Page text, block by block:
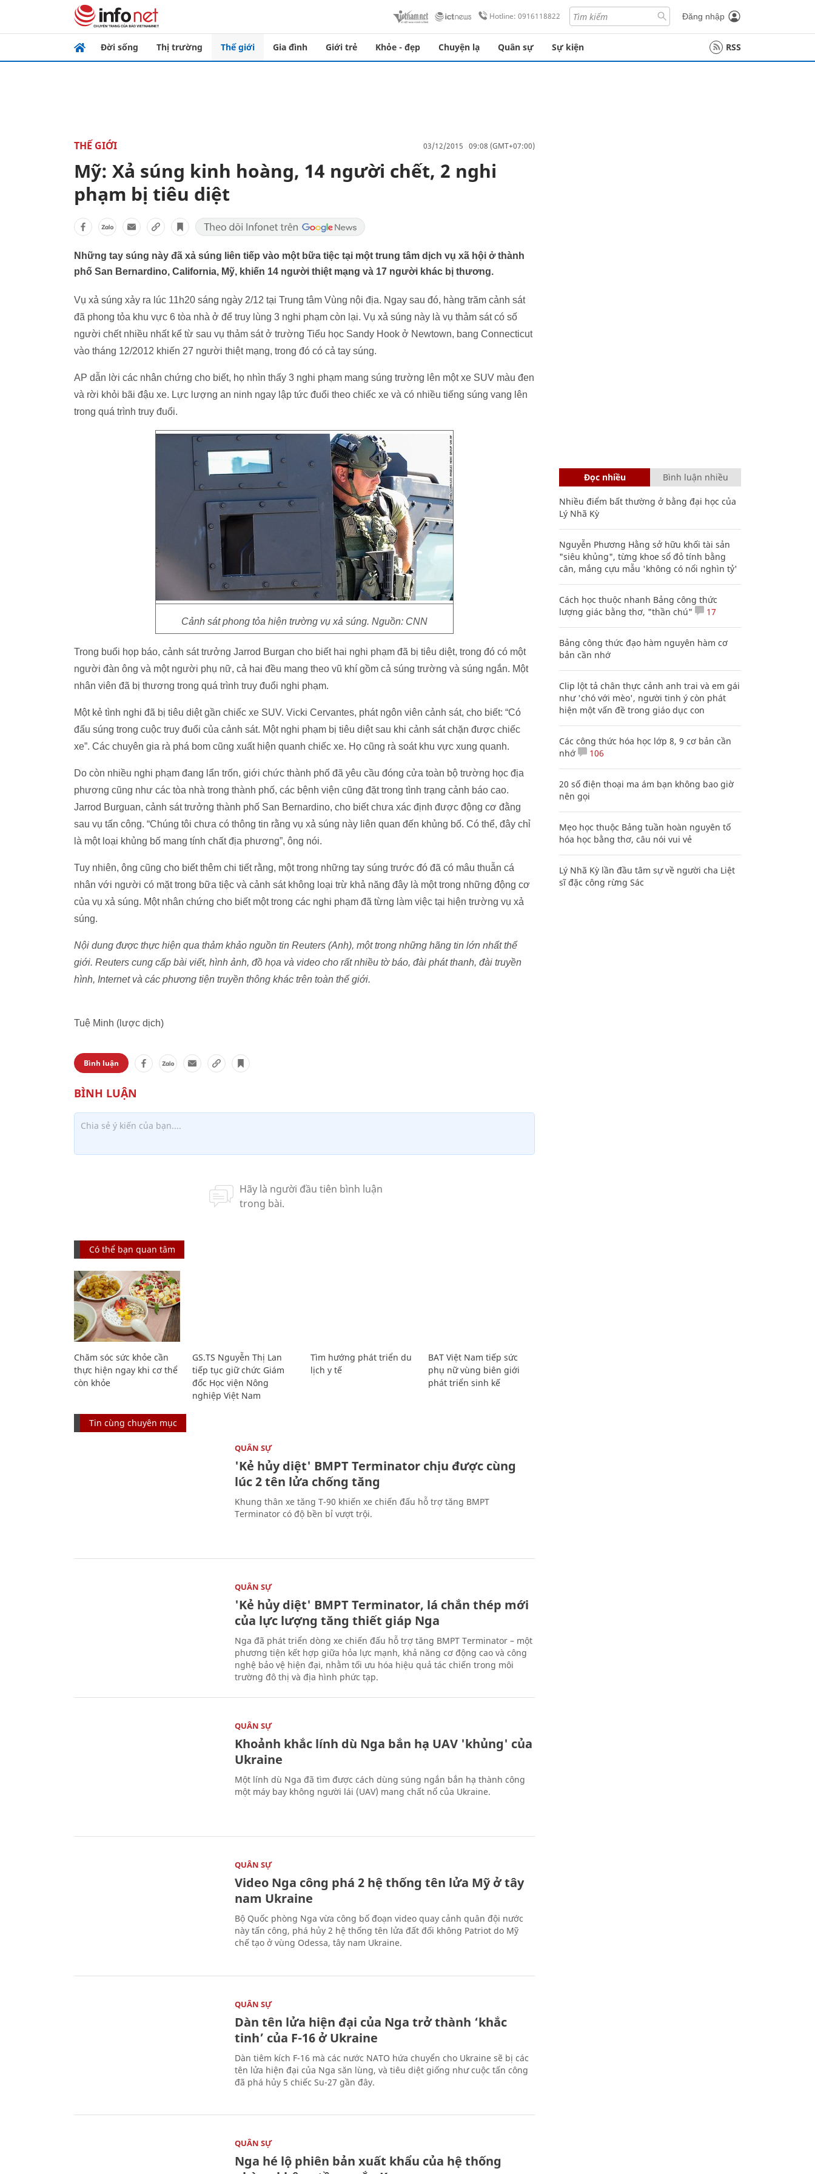
Hotline: 0916118822 Đăng nhập
Đời sống Thị trường Thế giới Gia đình Giới trẻ Khỏe - đẹp Chuyện lạ Quân sự Sự kiện RSS
THẾ GIỚI 03/12/2015 09:08 (GMT+07:00)
Mỹ: Xả súng kinh hoàng, 14 người chết, 2 nghi
phạm bị tiêu diệt
Những tay súng này đã xả súng liên tiếp vào một bữa tiệc tại một trung tâm dịch vụ xã hội ở thành
phố San Bernardino, California, Mỹ, khiến 14 người thiệt mạng và 17 người khác bị thương.
Vụ xả súng xảy ra lúc 11h20 sáng ngày 2/12 tại Trung tâm Vùng nội địa. Ngay sau đó, hàng trăm cảnh sát
đã phong tỏa khu vực 6 tòa nhà ở để truy lùng 3 nghi phạm còn lại. Vụ xả súng này là vụ thảm sát có số
người chết nhiều nhất kể từ sau vụ thảm sát ở trường Tiểu học Sandy Hook ở Newtown, bang Connecticut
vào tháng 12/2012 khiến 27 người thiệt mạng, trong đó có cả tay súng.
AP dẫn lời các nhân chứng cho biết, họ nhìn thấy 3 nghi phạm mang súng trường lên một xe SUV màu đen
và rời khỏi bãi đậu xe. Lực lượng an ninh ngay lập tức đuổi theo chiếc xe và có nhiều tiếng súng vang lên
trong quá trình truy đuổi.
Cảnh sát phong tỏa hiện trường vụ xả súng. Nguồn: CNN
Trong buổi họp báo, cảnh sát trưởng Jarrod Burgan cho biết hai nghi phạm đã bị tiêu diệt, trong đó có một
người đàn ông và một người phụ nữ, cả hai đều mang theo vũ khí gồm cả súng trường và súng ngắn. Một
nhân viên đã bị thương trong quá trình truy đuổi nghi phạm.
Một kẻ tình nghi đã bị tiêu diệt gần chiếc xe SUV. Vicki Cervantes, phát ngôn viên cảnh sát, cho biết: “Có
đấu súng trong cuộc truy đuổi của cảnh sát. Một nghi phạm bị tiêu diệt sau khi cảnh sát chặn được chiếc
xe”. Các chuyên gia rà phá bom cũng xuất hiện quanh chiếc xe. Họ cũng rà soát khu vực xung quanh.
Do còn nhiều nghi phạm đang lẩn trốn, giới chức thành phố đã yêu cầu đóng cửa toàn bộ trường học địa
phương cũng như các tòa nhà trong thành phố, các bệnh viện cũng đặt trong tình trạng cảnh báo cao.
Jarrod Burguan, cảnh sát trưởng thành phố San Bernardino, cho biết chưa xác định được động cơ đằng
sau vụ tấn công. “Chúng tôi chưa có thông tin rằng vụ xả súng này liên quan đến khủng bố. Có thể, đây chỉ
là một loại khủng bố mang tính chất địa phương”, ông nói.
Tuy nhiên, ông cũng cho biết thêm chi tiết rằng, một trong những tay súng trước đó đã có mâu thuẫn cá
nhân với người có mặt trong bữa tiệc và cảnh sát không loại trừ khả năng đây là một trong những động cơ
của vụ xả súng. Một nhân chứng cho biết một trong các nghi phạm đã từng làm việc tại hiện trường vụ xả
súng.
Nội dung được thực hiện qua thảm khảo nguồn tin Reuters (Anh), một trong những hãng tin lớn nhất thế
giới. Reuters cung cấp bài viết, hình ảnh, đồ họa và video cho rất nhiều tờ báo, đài phát thanh, đài truyền
hình, Internet và các phương tiện truyền thông khác trên toàn thế giới.
Tuệ Minh (lược dịch)
Bình luận
Có thể bạn quan tâm
Chăm sóc sức khỏe cần
thực hiện ngay khi cơ thể
còn khỏe
GS.TS Nguyễn Thị Lan
tiếp tục giữ chức Giám
đốc Học viện Nông
nghiệp Việt Nam
Tìm hướng phát triển du
lịch y tế
BAT Việt Nam tiếp sức
phụ nữ vùng biên giới
phát triển sinh kế
Tin cùng chuyên mục
QUÂN SỰ
'Kẻ hủy diệt' BMPT Terminator chịu được cùng
lúc 2 tên lửa chống tăng
Khung thân xe tăng T-90 khiến xe chiến đấu hỗ trợ tăng BMPT
Terminator có độ bền bỉ vượt trội.
QUÂN SỰ
'Kẻ hủy diệt' BMPT Terminator, lá chắn thép mới
của lực lượng tăng thiết giáp Nga
Nga đã phát triển dòng xe chiến đấu hỗ trợ tăng BMPT Terminator – một
phương tiện kết hợp giữa hỏa lực mạnh, khả năng cơ động cao và công
nghệ bảo vệ hiện đại, nhằm tối ưu hóa hiệu quả tác chiến trong môi
trường đô thị và địa hình phức tạp.
QUÂN SỰ
Khoảnh khắc lính dù Nga bắn hạ UAV 'khủng' của
Ukraine
Một lính dù Nga đã tìm được cách dùng súng ngắn bắn hạ thành công
một máy bay không người lái (UAV) mang chất nổ của Ukraine.
QUÂN SỰ
Video Nga công phá 2 hệ thống tên lửa Mỹ ở tây
nam Ukraine
Bộ Quốc phòng Nga vừa công bố đoạn video quay cảnh quân đội nước
này tấn công, phá hủy 2 hệ thống tên lửa đất đối không Patriot do Mỹ
chế tạo ở vùng Odessa, tây nam Ukraine.
QUÂN SỰ
Dàn tên lửa hiện đại của Nga trở thành ‘khắc
tinh’ của F-16 ở Ukraine
Dàn tiêm kích F-16 mà các nước NATO hứa chuyển cho Ukraine sẽ bị các
tên lửa hiện đại của Nga săn lùng, và tiêu diệt giống như cuộc tấn công
đã phá hủy 5 chiếc Su-27 gần đây.
QUÂN SỰ
Nga hé lộ phiên bản xuất khẩu của hệ thống
Đọc nhiều Bình luận nhiều
Nhiều điểm bất thường ở bằng đại học của
Lý Nhã Kỳ
Nguyễn Phương Hằng sở hữu khối tài sản
"siêu khủng", từng khoe sổ đỏ tính bằng
cân, mắng cựu mẫu 'không có nổi nghìn tỷ'
Cách học thuộc nhanh Bảng công thức
lượng giác bằng thơ, "thần chú"
17
Bảng công thức đạo hàm nguyên hàm cơ
bản cần nhớ
Clip lột tả chân thực cảnh anh trai và em gái
như 'chó với mèo', người tinh ý còn phát
hiện một vấn đề trong giáo dục con
Các công thức hóa học lớp 8, 9 cơ bản cần
nhớ
106
20 số điện thoại ma ám bạn không bao giờ
nên gọi
Mẹo học thuộc Bảng tuần hoàn nguyên tố
hóa học bằng thơ, câu nói vui vẻ
Lý Nhã Kỳ lần đầu tâm sự về người cha Liệt
sĩ đặc công rừng Sác